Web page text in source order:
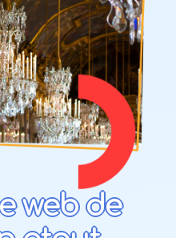
web de